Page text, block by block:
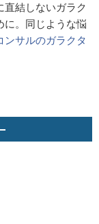
直結しないガラク
に。同じような悩
ンサルのガラクタ